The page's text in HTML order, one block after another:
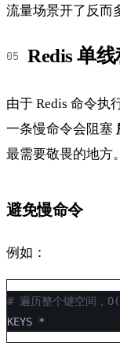
流量场景开了反而
Redis 单
由于 Redis 命令执
一条慢命令会阻塞
最需要敬畏的地方。
避免慢命令
例如：
# 遍历整个键空间，
KEYS *